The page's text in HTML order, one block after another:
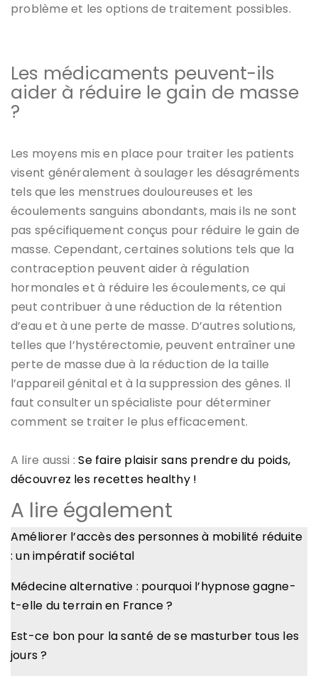
problème et les options de traitement possibles.
Les médicaments peuvent-ils
aider à réduire le gain de masse
?
Les moyens mis en place pour traiter les patients
visent généralement à soulager les désagréments
tels que les menstrues douloureuses et les
écoulements sanguins abondants, mais ils ne sont
pas spécifiquement conçus pour réduire le gain de
masse. Cependant, certaines solutions tels que la
contraception peuvent aider à régulation
hormonales et à réduire les écoulements, ce qui
peut contribuer à une réduction de la rétention
d’eau et à une perte de masse. D’autres solutions,
telles que l’hystérectomie, peuvent entraîner une
perte de masse due à la réduction de la taille
l’appareil génital et à la suppression des gênes. Il
faut consulter un spécialiste pour déterminer
comment se traiter le plus efficacement.
A lire aussi :Se faire plaisir sans prendre du poids,
découvrez les recettes healthy !
A lire également
Améliorer l’accès des personnes à mobilité réduite
: un impératif sociétal
Médecine alternative : pourquoi l’hypnose gagne-
t-elle du terrain en France ?
Est-ce bon pour la santé de se masturber tous les
jours ?